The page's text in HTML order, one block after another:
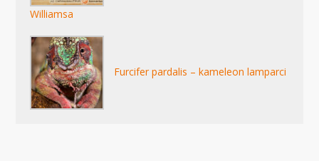
Williamsa
Furcifer pardalis – kameleon lamparci